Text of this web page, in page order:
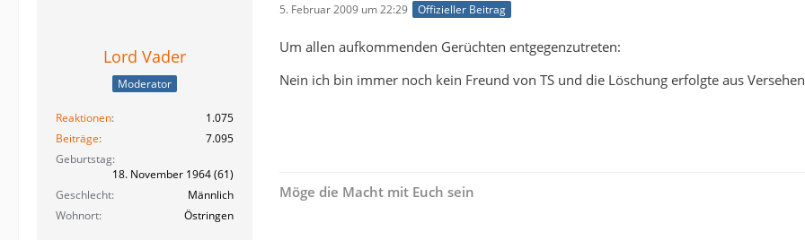
Lord Vader
Moderator
Reaktionen
1.075
Beiträge
7.095
Geburtstag
18. November 1964 (61)
Geschlecht
Männlich
Wohnort
Östringen
5. Februar 2009 um 22:29 Offizieller Beitrag
Um allen aufkommenden Gerüchten entgegenzutreten:
Nein ich bin immer noch kein Freund von TS und die Löschung erfolgte aus
Möge die Macht mit Euch sein